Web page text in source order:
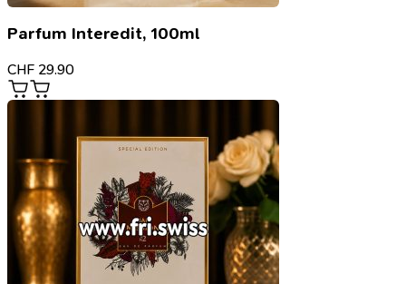
Parfum Interedit, 100ml
CHF 29.90